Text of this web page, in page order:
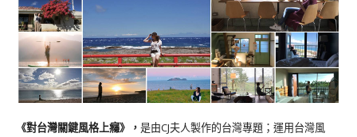
《對台灣關鍵風格上癮》 ， 是由CJ夫人製作的台灣專題；運用台灣風